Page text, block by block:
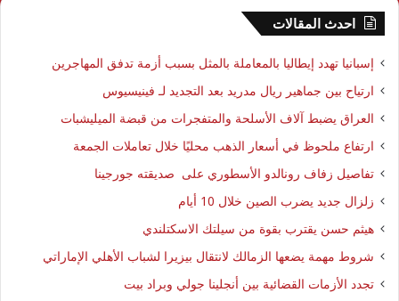
احدث المقالات
إسبانيا تهدد إيطاليا بالمعاملة بالمثل بسبب أزمة تدفق المهاجرين
ارتياح بين جماهير ريال مدريد بعد التجديد لـ فينيسيوس
العراق يضبط آلاف الأسلحة والمتفجرات من قبضة الميليشبات
ارتفاع ملحوظ في أسعار الذهب محليًا خلال تعاملات الجمعة
تفاصيل زفاف رونالدو الأسطوري على صديقته جورجينا
زلزال جديد يضرب الصين خلال 10 أيام
هيثم حسن يقترب بقوة من سيلتك الاسكتلندي
شروط مهمة يضعها الزمالك لانتقال بيزيرا لشباب الأهلي الإماراتي
تجدد الأزمات القضائية بين أنجلينا جولي وبراد بيت